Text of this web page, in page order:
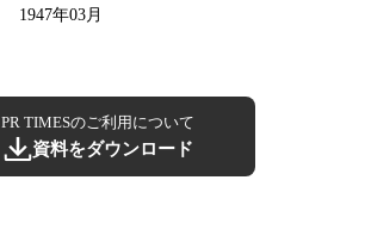
1947年03月
PR TIMESのご利用について
資料をダウンロード